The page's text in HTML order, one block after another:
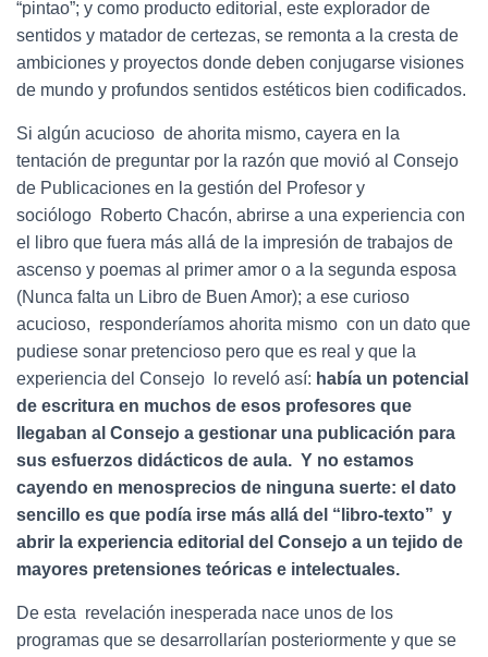
“pintao”; y como producto editorial, este explorador de
sentidos y matador de certezas, se remonta a la cresta de
ambiciones y proyectos donde deben conjugarse visiones
de mundo y profundos sentidos estéticos bien codificados.
Si algún acucioso de ahorita mismo, cayera en la
tentación de preguntar por la razón que movió al Consejo
de Publicaciones en la gestión del Profesor y
sociólogo Roberto Chacón, abrirse a una experiencia con
el libro que fuera más allá de la impresión de trabajos de
ascenso y poemas al primer amor o a la segunda esposa
(Nunca falta un Libro de Buen Amor); a ese curioso
acucioso, responderíamos ahorita mismo con un dato que
pudiese sonar pretencioso pero que es real y que la
experiencia del Consejo lo reveló así: había un potencial
de escritura en muchos de esos profesores que
llegaban al Consejo a gestionar una publicación para
sus esfuerzos didácticos de aula. Y no estamos
cayendo en menosprecios de ninguna suerte: el dato
sencillo es que podía irse más allá del “libro-texto” y
abrir la experiencia editorial del Consejo a un tejido de
mayores pretensiones teóricas e intelectuales.
De esta revelación inesperada nace unos de los
programas que se desarrollarían posteriormente y que se